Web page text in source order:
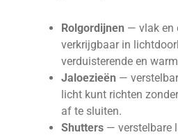
Rolgordijnen — vlak en
verkrijgbaar in
verduisterende en
Jaloezieën —
licht kunt richten
af te sluiten.
Shutters — verstelbare